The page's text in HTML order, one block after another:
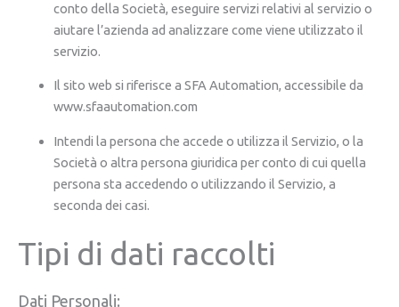
conto della Società, eseguire servizi relativi al servizio o
aiutare l’azienda ad analizzare come viene utilizzato il
servizio.
Il sito web si riferisce a SFA Automation, accessibile da
www.sfaautomation.com
Intendi la persona che accede o utilizza il Servizio, o la
Società o altra persona giuridica per conto di cui quella
persona sta accedendo o utilizzando il Servizio, a
seconda dei casi.
Tipi di dati raccolti
Dati Personali: